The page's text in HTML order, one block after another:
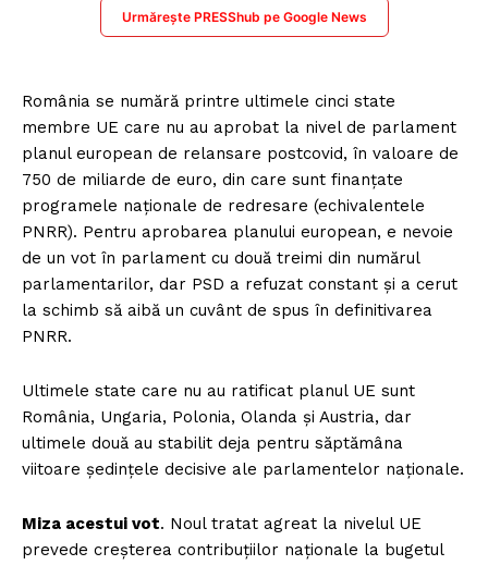
Urmărește PRESShub pe Google News
România se numără printre ultimele cinci state
membre UE care nu au aprobat la nivel de parlament
planul european de relansare postcovid, în valoare de
750 de miliarde de euro, din care sunt finanțate
programele naționale de redresare (echivalentele
PNRR). Pentru aprobarea planului european, e nevoie
de un vot în parlament cu două treimi din numărul
parlamentarilor, dar PSD a refuzat constant și a cerut
la schimb să aibă un cuvânt de spus în definitivarea
PNRR.
Ultimele state care nu au ratificat planul UE sunt
România, Ungaria, Polonia, Olanda și Austria, dar
ultimele două au stabilit deja pentru săptămâna
viitoare ședințele decisive ale parlamentelor naționale.
Miza acestui vot. Noul tratat agreat la nivelul UE
prevede creșterea contribuțiilor naționale la bugetul